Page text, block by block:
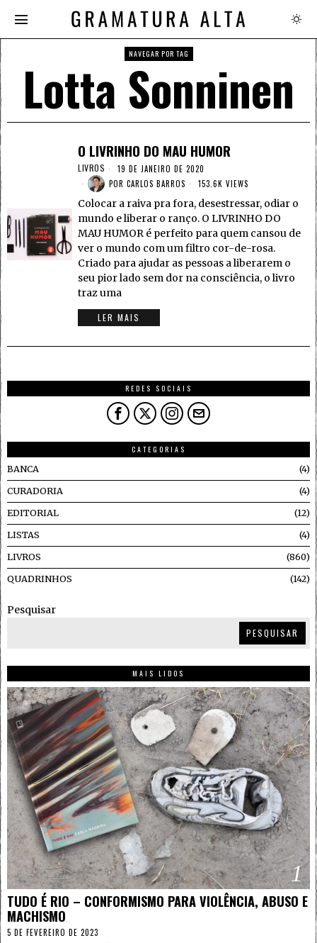
NAVEGAR POR TAG
Lotta Sonninen
O LIVRINHO DO MAU HUMOR
LIVROS
19 DE JANEIRO DE 2020
POR CARLOS BARROS 153.6K VIEWS
Colocar a raiva pra fora, desestressar, odiar o
mundo e liberar o ranço. O LIVRINHO DO
MAU HUMOR é perfeito para quem cansou de
ver o mundo com um filtro cor-de-rosa.
Criado para ajudar as pessoas a liberarem o
seu pior lado sem dor na consciência, o livro
traz uma
LER MAIS
REDES SOCIAIS
CATEGORIAS
BANCA
4
CURADORIA 4
EDITORIAL 12
LISTAS 4
LIVROS 860
QUADRINHOS 142
Pesquisar
PESQUISAR
MAIS LIDOS
1
TUDO É RIO – CONFORMISMO PARA VIOLÊNCIA, ABUSO E
MACHISMO
5 DE FEVEREIRO DE 2023